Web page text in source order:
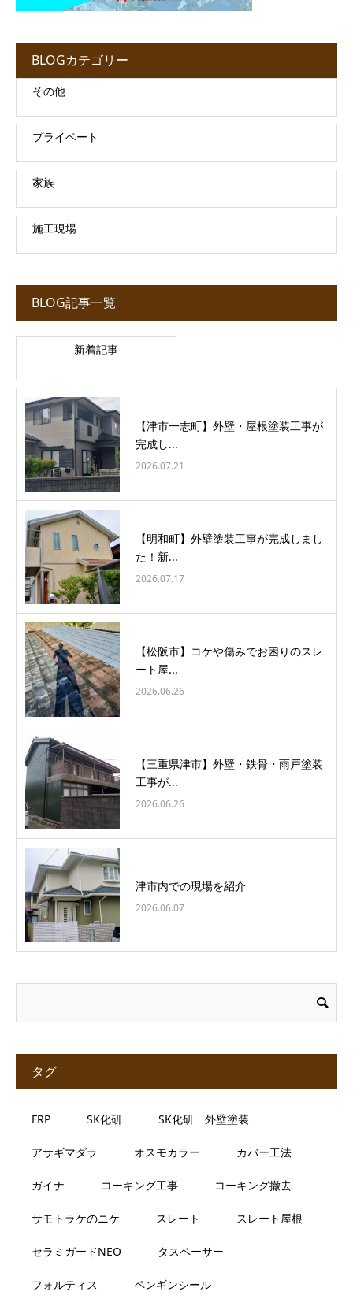
BLOGカテゴリー
その他
プライベート
家族
施工現場
BLOG記事一覧
新着記事
【津市一志町】外壁・屋根塗装工事が
完成し...
2026.07.21
【明和町】外壁塗装工事が完成しまし
た！新...
2026.07.17
【松阪市】コケや傷みでお困りのスレ
ート屋...
2026.06.26
【三重県津市】外壁・鉄骨・雨戸塗装
工事が...
2026.06.26
津市内での現場を紹介
2026.06.07
タグ
FRP SK化研 SK化研 外壁塗装
アサギマダラ オスモカラー カバー工法
ガイナ コーキング工事 コーキング撤去
サモトラケのニケ スレート スレート屋根
セラミガードNEO タスペーサー
フォルティス ペンギンシール